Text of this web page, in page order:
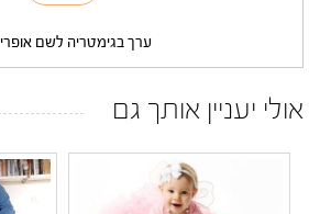
ערך בגימטריה לשם אופרי
אולי יעניין אותך גם